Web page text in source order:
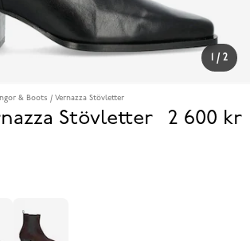
/ 2
& Boots Vernazza Stövletter
Stövletter
Pris
2 600 kr